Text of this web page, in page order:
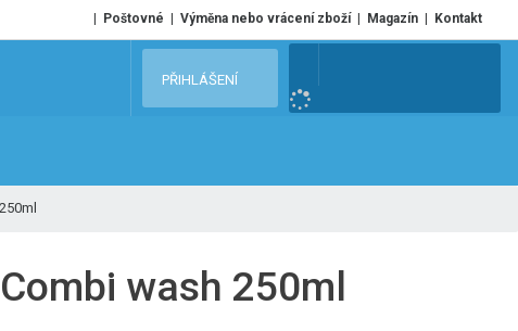
Poštovné Výměna nebo vrácení zboží Magazín Kontakt
e
PŘIHLÁŠENÍ
wash 250ml